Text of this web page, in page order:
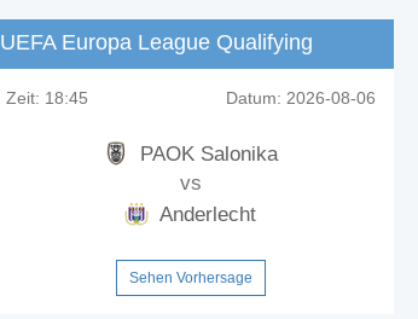
UEFA Europa League Qualifying
Zeit: 18:45 Datum: 2026-08-06
PAOK Salonika
vs
Anderlecht
Sehen Vorhersage